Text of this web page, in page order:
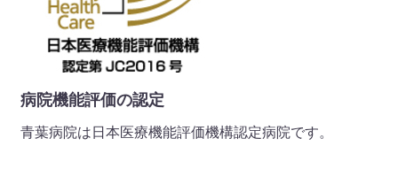
2025 年 10 月 01 日
地域の皆様へ
2025 年 09 月 05 日
病院機能評価の認定
青葉病院は日本医療機能評価機構認定病院です。